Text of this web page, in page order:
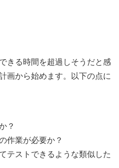
きる時間を超過しそうだと感
画から始めます。以下の点に
？
作業が必要か？
テストできるような類似した